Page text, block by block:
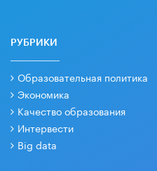
РУБРИКИ
Образовательная политика
Экономика
Качество образования
Интервести
Big data